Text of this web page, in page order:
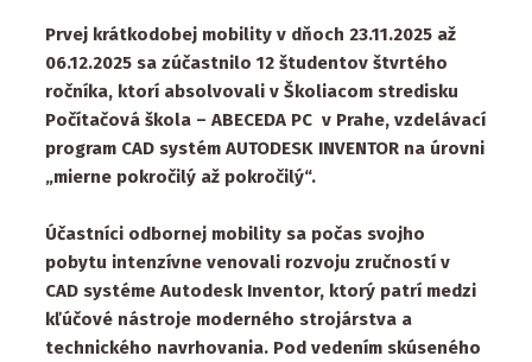
Prvej krátkodobej mobility v dňoch 23.11.2025 až
06.12.2025 sa zúčastnilo 12 študentov štvrtého
ročníka, ktorí absolvovali v Školiacom stredisku
Počítačová škola – ABECEDA PC v Prahe, vzdelávací
program CAD systém AUTODESK INVENTOR na úrovni
„mierne pokročilý až pokročilý“.
Účastníci odbornej mobility sa počas svojho
pobytu intenzívne venovali rozvoju zručností v
CAD systéme Autodesk Inventor, ktorý patrí medzi
kľúčové nástroje moderného strojárstva a
technického navrhovania. Pod vedením skúseného